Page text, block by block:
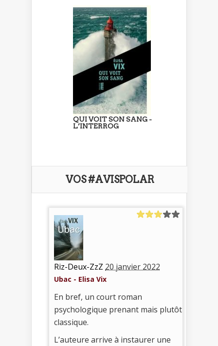
QUI VOIT SON SANG -
L’INTERROG
VOS #AVISPOLAR
Riz-Deux-ZzZ 20 janvier 2022
Ubac - Elisa Vix
En bref, un court roman
psychologique prenant mais plutôt
classique.
L’auteure arrive à instaurer une